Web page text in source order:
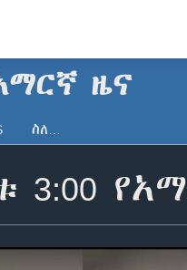
ዜና
ስለ…
3:00